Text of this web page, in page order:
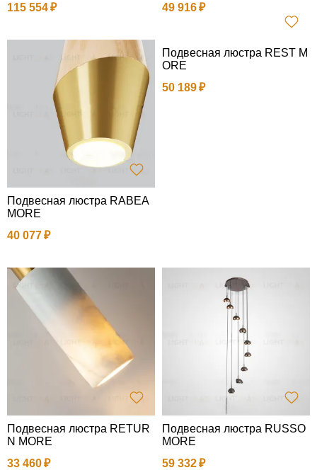
115 554
49 916
Подвесная люстра RABEA
MORE
40 077
Подвесная люстра REST M
ORE
50 189
Подвесная люстра RETUR
N MORE
33 460
Подвесная люстра RUSSO
MORE
59 332